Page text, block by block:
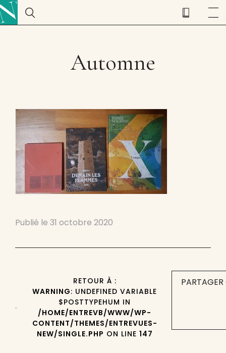
Automne
Publié le 31 octobre 2020
RETOUR À :
WARNING: UNDEFINED VARIABLE
$POSTTYPEHUM IN
/HOME/ENTREVB/WWW/WP-
CONTENT/THEMES/ENTREVUES-
NEW/SINGLE.PHP ON LINE 147